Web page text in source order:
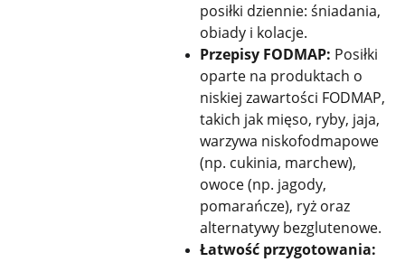
posiłki dziennie: śniadania,
obiady i kolacje.
Przepisy FODMAP: Posiłki
oparte na produktach o
niskiej zawartości FODMAP,
takich jak mięso, ryby, jaja,
warzywa niskofodmapowe
(np. cukinia, marchew),
owoce (np. jagody,
pomarańcze), ryż oraz
alternatywy bezglutenowe.
Łatwość przygotowania: